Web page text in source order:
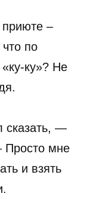
–
по
ку»? Не
сказать, —
Просто мне
и взять